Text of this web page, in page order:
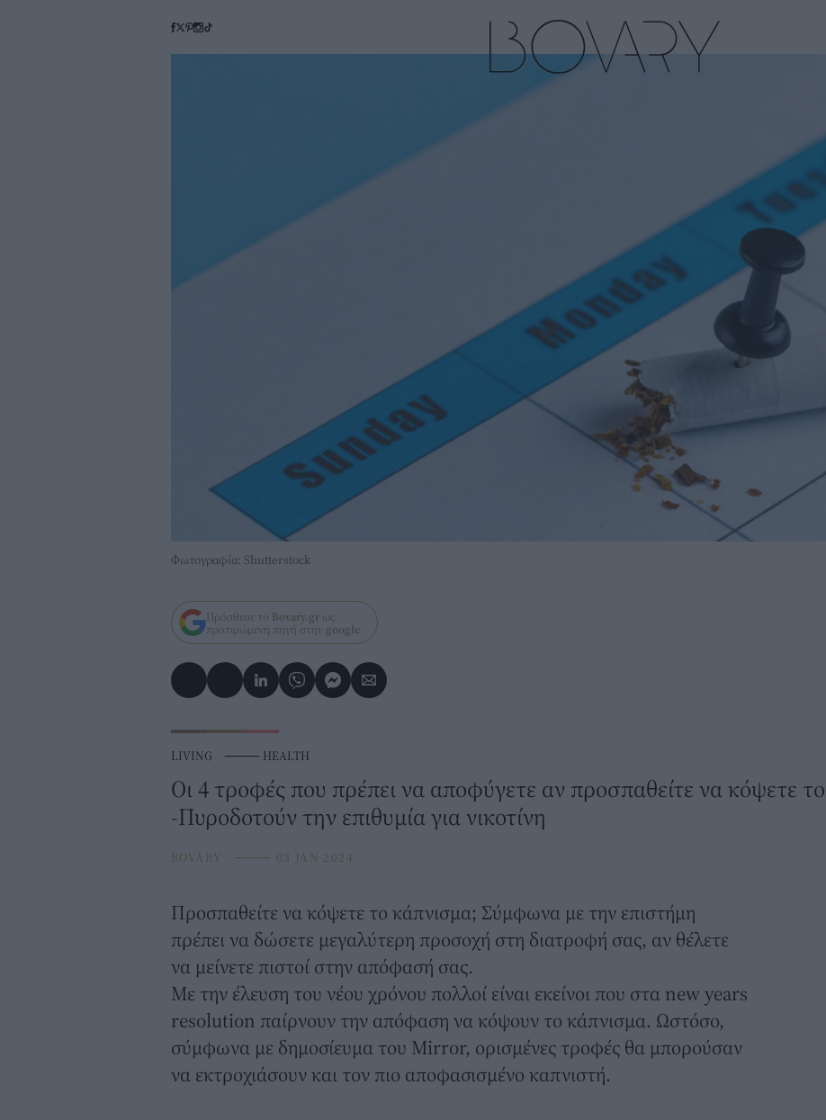
Φωτογραφία: Shutterstock
Πρόσθεσε το Bovary.gr ως
προτιμώμενη πηγή στην google
LIVING ⸻ HEALTH
Οι 4 τροφές που πρέπει να αποφύγετε αν προσπαθείτε να κόψετε
-Πυροδοτούν την επιθυμία για νικοτίνη
BOVARY ⸻ 03 JAN 2024
Προσπαθείτε να κόψετε το κάπνισμα; Σύμφωνα με την επιστήμη
πρέπει να δώσετε μεγαλύτερη προσοχή στη διατροφή σας, αν θέλετε
να μείνετε πιστοί στην απόφασή σας.
Με την έλευση του νέου χρόνου πολλοί είναι εκείνοι που στα new years
resolution παίρνουν την απόφαση να κόψουν το κάπνισμα. Ωστόσο,
σύμφωνα με δημοσίευμα του Mirror, ορισμένες τροφές θα μπορούσαν
να εκτροχιάσουν και τον πιο αποφασισμένο καπνιστή.